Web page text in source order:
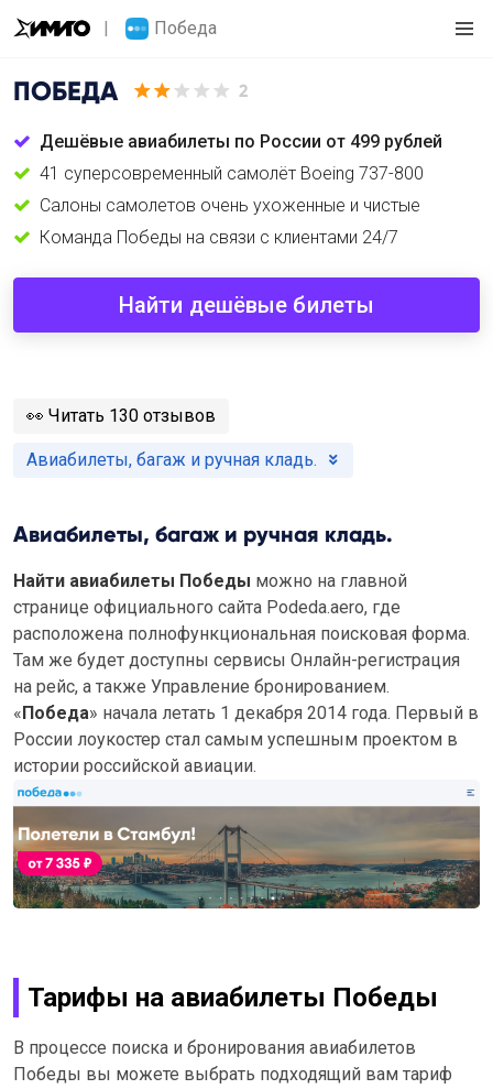
Победа
ПОБЕДА 2
Дешёвые авиабилеты по России от 499 рублей
41 суперсовременный самолёт Boeing 737-800
Салоны самолетов очень ухоженные и чистые
Команда Победы на связи с клиентами 24/7
Найти дешёвые билеты
️👀 Читать 130 отзывов
Авиабилеты, багаж и ручная кладь.
Авиабилеты, багаж и ручная кладь.
Найти авиабилеты Победы можно на главной
странице официального сайта Podeda.aero, где
расположена полнофункциональная поисковая форма.
Там же будет доступны сервисы Онлайн-регистрация
на рейс, а также Управление бронированием.
«Победа» начала летать 1 декабря 2014 года. Первый в
России лоукостер стал самым успешным проектом в
истории российской авиации.
Тарифы на авиабилеты Победы
В процессе поиска и бронирования авиабилетов
Победы вы можете выбрать подходящий вам тариф